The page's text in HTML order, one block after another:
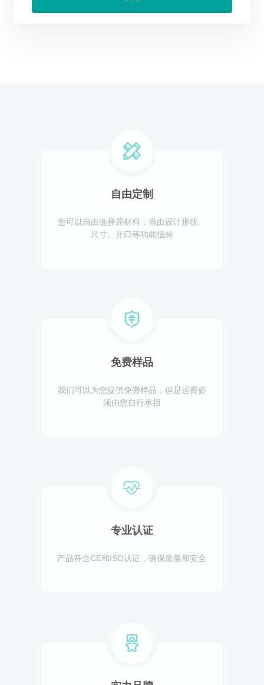
自由定制
您可以自由选择原材料，自由设计形状、
尺寸、开口等功能指标
免费样品
我们可以为您提供免费样品，但是运费必
须由您自行承担
专业认证
产品符合CE和ISO认证，确保质量和安全